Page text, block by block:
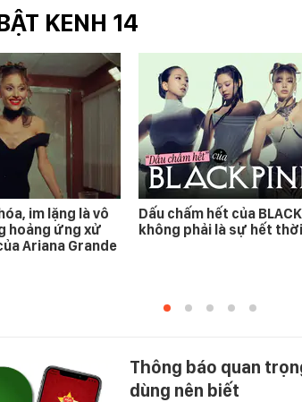
KENH 14
im lặng là vô
hoảng ứng xử
Ariana Grande
Dấu chấm hết của
không phải là sự hết thời
Thông báo quan
dùng nên biết